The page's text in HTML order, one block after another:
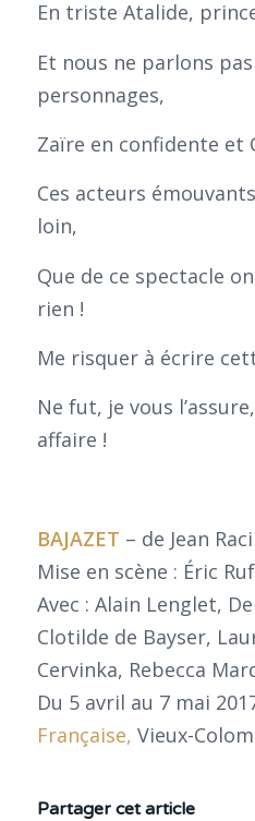
En triste Atalide,
Et nous ne parlons
personnages,
Zaïre en confidente et
Ces acteurs
loin,
Que de ce spectacle
rien !
Me risquer à écrire
Ne fut, je vous
affaire !
BAJAZET – de Jean
Mise en scène : Éric Ruf
Avec : Alain Lenglet,
Clotilde de Bayser,
Cervinka, Rebecca
Du 5 avril au 7 mai
Française, Vieux-
Partager cet article